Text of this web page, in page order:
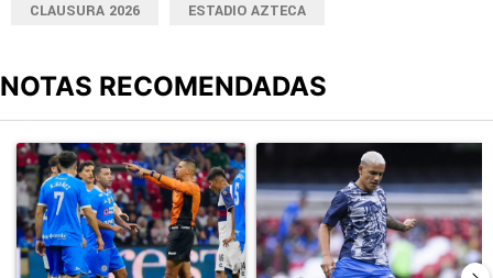
CLAUSURA 2026 ESTADIO AZTECA
NOTAS RECOMENDADAS
Un artículo de tendencia con el título "Cruz Azul 2-3 Atlante:
Un artículo de tendencia con